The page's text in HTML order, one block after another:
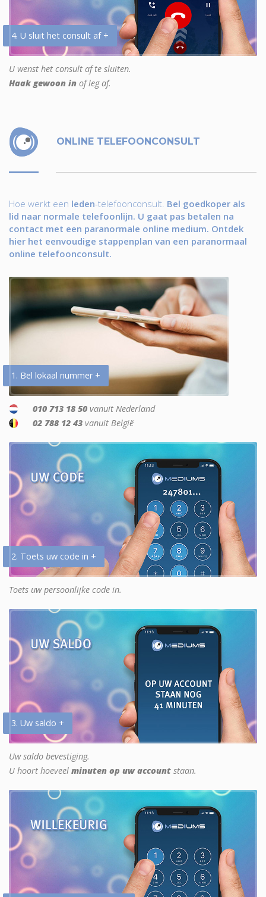
4. U sluit het consult af +
U wenst het consult af te sluiten.
Haak gewoon in of leg af.
ONLINE TELEFOONCONSULT
Hoe werkt een leden-telefoonconsult. Bel goedkoper als
lid naar normale telefoonlijn. U gaat pas betalen na
contact met een paranormale online medium. Ontdek
hier het eenvoudige stappenplan van een paranormaal
online telefoonconsult.
1. Bel lokaal nummer +
010 713 18 50 vanuit Nederland
02 788 12 43 vanuit België
2. Toets uw code in +
Toets uw persoonlijke code in.
3. Uw saldo +
Uw saldo bevestiging.
U hoort hoeveel minuten op uw account staan.